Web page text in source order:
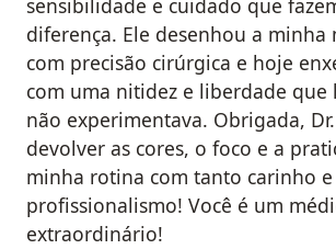
sensibilidade e cuidado que
diferença. Ele desenhou a minha
com precisão cirúrgica e hoje
com uma nitidez e liberdade que
não experimentava. Obrigada,
devolver as cores, o foco e a
minha rotina com tanto carinho e
profissionalismo! Você é um
extraordinário!